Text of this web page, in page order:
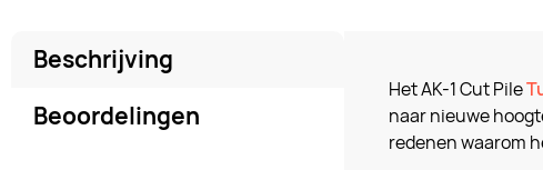
Beschrijving
Beoordelingen
Het AK-1 Cut Pile
naar nieuwe
redenen waarom